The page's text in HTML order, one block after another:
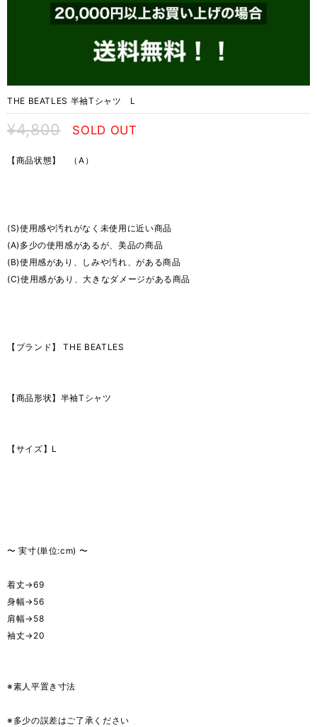
THE BEATLES 半袖Tシャツ L
¥4,800 SOLD OUT
【商品状態】 （A）
(S)使用感や汚れがなく未使用に近い商品
(A)多少の使用感があるが、美品の商品
(B)使用感があり、しみや汚れ、がある商品
(C)使用感があり、大きなダメージがある商品
【ブランド】 THE BEATLES
【商品形状】半袖Tシャツ
【サイズ】L
〜 実寸(単位:cm) 〜
着丈→69
身幅→56
肩幅→58
袖丈→20
※素人平置き寸法
※多少の誤差はご了承ください